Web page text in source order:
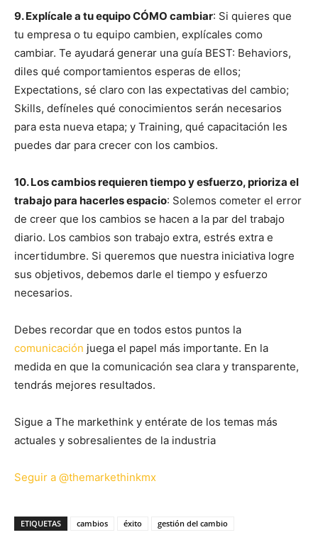
9. Explícale a tu equipo CÓMO cambiar: Si quieres que
tu empresa o tu equipo cambien, explícales como
cambiar. Te ayudará generar una guía BEST: Behaviors,
diles qué comportamientos esperas de ellos;
Expectations, sé claro con las expectativas del cambio;
Skills, defíneles qué conocimientos serán necesarios
para esta nueva etapa; y Training, qué capacitación les
puedes dar para crecer con los cambios.
10. Los cambios requieren tiempo y esfuerzo, prioriza el
trabajo para hacerles espacio: Solemos cometer el error
de creer que los cambios se hacen a la par del trabajo
diario. Los cambios son trabajo extra, estrés extra e
incertidumbre. Si queremos que nuestra iniciativa logre
sus objetivos, debemos darle el tiempo y esfuerzo
necesarios.
Debes recordar que en todos estos puntos la
comunicación juega el papel más importante. En la
medida en que la comunicación sea clara y transparente,
tendrás mejores resultados.
Sigue a The markethink y entérate de los temas más
actuales y sobresalientes de la industria
Seguir a @themarkethinkmx
ETIQUETAS cambios éxito gestión del cambio